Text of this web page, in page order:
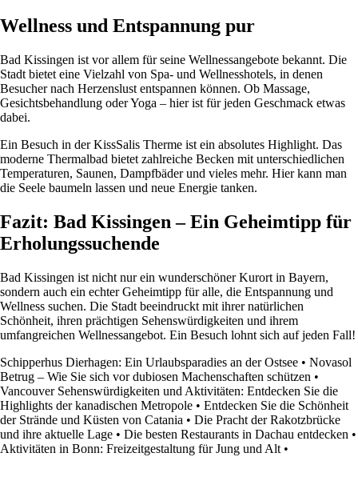
Wellness und Entspannung pur
Bad Kissingen ist vor allem für seine Wellnessangebote bekannt. Die
Stadt bietet eine Vielzahl von Spa- und Wellnesshotels, in denen
Besucher nach Herzenslust entspannen können. Ob Massage,
Gesichtsbehandlung oder Yoga – hier ist für jeden Geschmack etwas
dabei.
Ein Besuch in der KissSalis Therme ist ein absolutes Highlight. Das
moderne Thermalbad bietet zahlreiche Becken mit unterschiedlichen
Temperaturen, Saunen, Dampfbäder und vieles mehr. Hier kann man
die Seele baumeln lassen und neue Energie tanken.
Fazit: Bad Kissingen – Ein Geheimtipp für
Erholungssuchende
Bad Kissingen ist nicht nur ein wunderschöner Kurort in Bayern,
sondern auch ein echter Geheimtipp für alle, die Entspannung und
Wellness suchen. Die Stadt beeindruckt mit ihrer natürlichen
Schönheit, ihren prächtigen Sehenswürdigkeiten und ihrem
umfangreichen Wellnessangebot. Ein Besuch lohnt sich auf jeden Fall!
Schipperhus Dierhagen: Ein Urlaubsparadies an der Ostsee • Novasol
Betrug – Wie Sie sich vor dubiosen Machenschaften schützen •
Vancouver Sehenswürdigkeiten und Aktivitäten: Entdecken Sie die
Highlights der kanadischen Metropole • Entdecken Sie die Schönheit
der Strände und Küsten von Catania • Die Pracht der Rakotzbrücke
und ihre aktuelle Lage • Die besten Restaurants in Dachau entdecken •
Aktivitäten in Bonn: Freizeitgestaltung für Jung und Alt •